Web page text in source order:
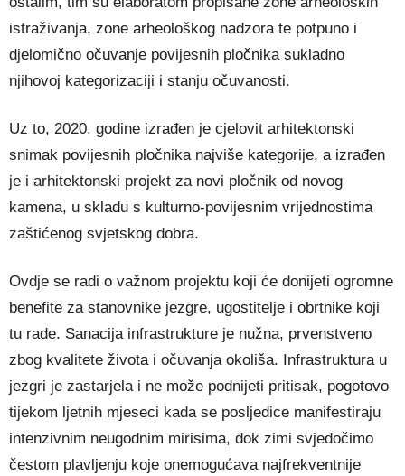
istraživanja, zone arheološkog nadzora te potpuno i
djelomično očuvanje povijesnih pločnika sukladno
njihovoj kategorizaciji i stanju očuvanosti.
Uz to, 2020. godine izrađen je cjelovit arhitektonski
snimak povijesnih pločnika najviše kategorije, a izrađen
je i arhitektonski projekt za novi pločnik od novog
kamena, u skladu s kulturno-povijesnim vrijednostima
zaštićenog svjetskog dobra.
Ovdje se radi o važnom projektu koji će donijeti ogromne
benefite za stanovnike jezgre, ugostitelje i obrtnike koji
tu rade. Sanacija infrastrukture je nužna, prvenstveno
zbog kvalitete života i očuvanja okoliša. Infrastruktura u
jezgri je zastarjela i ne može podnijeti pritisak, pogotovo
tijekom ljetnih mjeseci kada se posljedice manifestiraju
intenzivnim neugodnim mirisima, dok zimi svjedočimo
čestom plavljenju koje onemogućava najfrekventnije